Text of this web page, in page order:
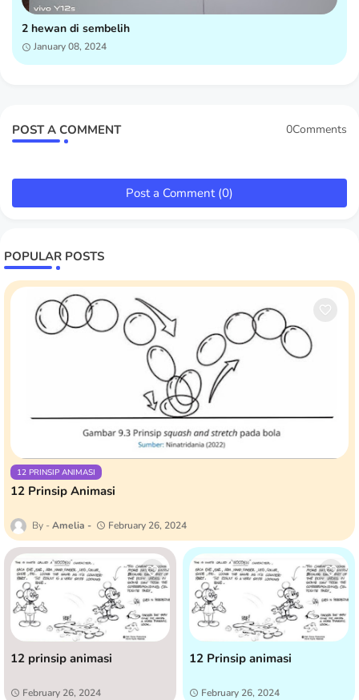
2 hewan di sembelih
January 08, 2024
POST A COMMENT 0Comments
Post a Comment (0)
POPULAR POSTS
12 PRINSIP ANIMASI
12 Prinsip Animasi
Amelia February 26, 2024
12 prinsip animasi
February 26, 2024
12 Prinsip animasi
February 26, 2024